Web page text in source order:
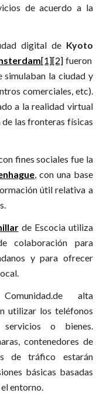
de acuerdo a la
digital de Kyoto
[1][2] fueron
simulaban la ciudad y
comerciales, etc).
a la realidad virtual
las fronteras físicas
fines sociales fue la
, con una base
útil relativa a
de Escocia utiliza
colaboración para
y para ofrecer
alta
utilizar los teléfonos
o bienes.
contenedores de
de tráfico estarán
básicas basadas
entorno.